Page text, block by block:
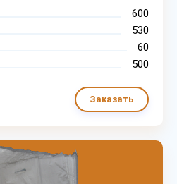
600
530
60
500
Заказать